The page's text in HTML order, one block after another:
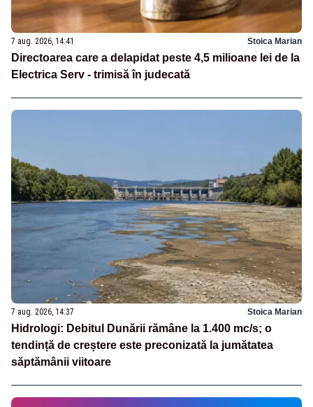
7 aug. 2026, 14:41 Stoica Marian
Directoarea care a delapidat peste 4,5 milioane lei de la
Electrica Serv - trimisă în judecată
7 aug. 2026, 14:37 Stoica Marian
Hidrologi: Debitul Dunării rămâne la 1.400 mc/s; o
tendință de creștere este preconizată la jumătatea
săptămânii viitoare